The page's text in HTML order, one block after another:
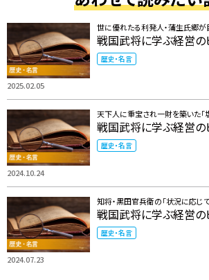
2025.02.05
世に優れたる利発人・蒲生氏郷が
戦国武将に学ぶ経営の
歴史・名言
2024.10.24
天下人に重宝され一財を築いた「
戦国武将に学ぶ経営の
歴史・名言
2024.07.23
知将・黒田官兵衛の「状況に応じ
戦国武将に学ぶ経営の
歴史・名言